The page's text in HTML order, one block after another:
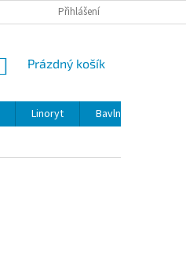
Přihlášení
NÁKUPNÍ
Prázdný košík
Linoryt Bavlna